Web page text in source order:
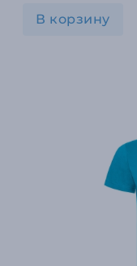
В корзину